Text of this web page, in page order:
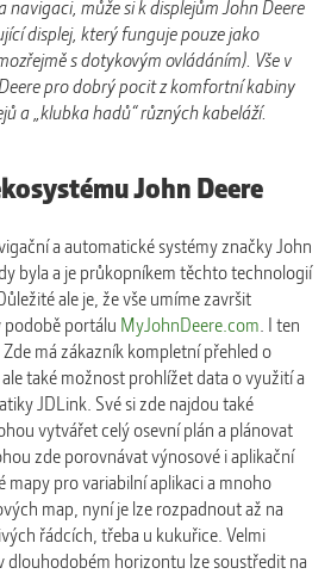
může si k displejům John Deere
displej, který funguje pouze jako
s dotykovým ovládáním). Vše v
pro dobrý pocit z komfortní kabiny
a „klubka hadů“ různých kabeláží.
John Deere
a automatické systémy značky John
byla a je průkopníkem těchto technologií
ale je, že vše umíme završit
portálu MyJohnDeere.com. I ten
má zákazník kompletní přehled o
také možnost prohlížet data o využití a
JDLink. Své si zde najdou také
vytvářet celý osevní plán a plánovat
zde porovnávat výnosové i aplikační
mapy pro variabilní aplikaci a mnoho
map, nyní je lze rozpadnout až na
řádcích, třeba u kukuřice. Velmi
dlouhodobém horizontu lze soustředit na